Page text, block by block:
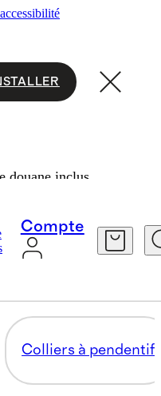
douane inclus.
Compte
Colliers
Colliers à pendentif